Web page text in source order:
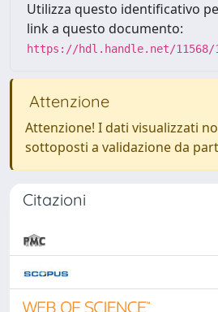
Utilizza questo identificativo
link a questo documento:
https://hdl.handle.net/11568/
Attenzione
Attenzione! I dati visualizzati
sottoposti a validazione da
Citazioni